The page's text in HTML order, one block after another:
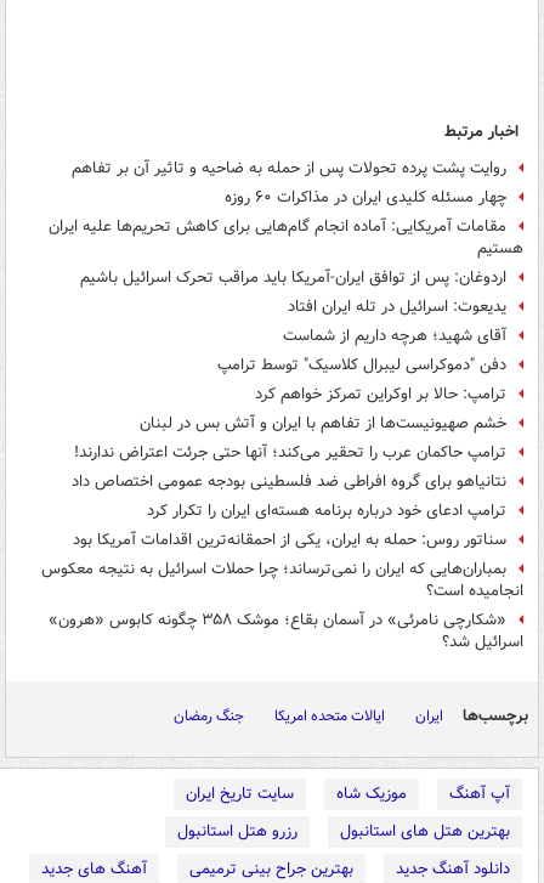
اخبار مرتبط
روایت پشت پرده تحولات پس از حمله به ضاحیه و تاثیر آن بر تفاهم
چهار مسئله کلیدی ایران در مذاکرات ۶۰ روزه
مقامات آمریکایی: آماده انجام گام‌هایی برای کاهش تحریم‌ها علیه ایران
هستیم
اردوغان: پس از توافق ایران-آمریکا باید مراقب تحرک اسرائیل باشیم
یدیعوت: اسرائیل در تله ایران افتاد
آقای شهید؛ هرچه داریم از شماست
دفن "دموکراسی لیبرال کلاسیک" توسط ترامپ
ترامپ: حالا بر اوکراین تمرکز خواهم کرد
خشم صهیونیست‌ها از تفاهم با ایران و آتش بس در لبنان
ترامپ حاکمان عرب را تحقیر می‌کند؛ آنها حتی جرئت اعتراض ندارند!
نتانیاهو برای گروه افراطی ضد فلسطینی بودجه عمومی اختصاص داد
ترامپ ادعای خود درباره برنامه هسته‌ای ایران را تکرار کرد
سناتور روس: حمله به ایران، یکی از احمقانه‌ترین اقدامات آمریکا بود
بمباران‌هایی که ایران را نمی‌ترساند؛ چرا حملات اسرائیل به نتیجه معکوس
انجامیده است؟
«شکارچی نامرئی» در آسمان بقاع؛ موشک ۳۵۸ چگونه کابوس «هرون»
اسرائیل شد؟
برچسب‌ها ایران ایالات متحده امریکا جنگ رمضان
آپ آهنگ موزیک شاه
سایت تاریخ ایران
بهترین هتل های استانبول
رزرو هتل استانبول
دانلود آهنگ جدید
بهترین جراح بینی ترمیمی
آهنگ های جدید